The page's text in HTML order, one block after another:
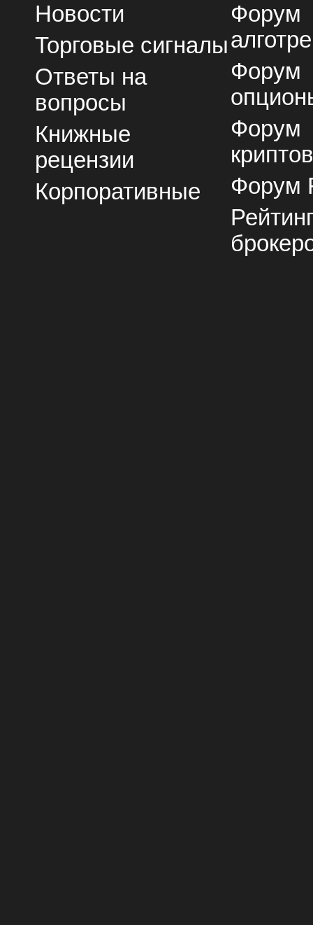
Новости
Торговые сигналы
Ответы на
вопросы
Книжные
рецензии
Корпоративные
Форум
Форум
Форум
Форум